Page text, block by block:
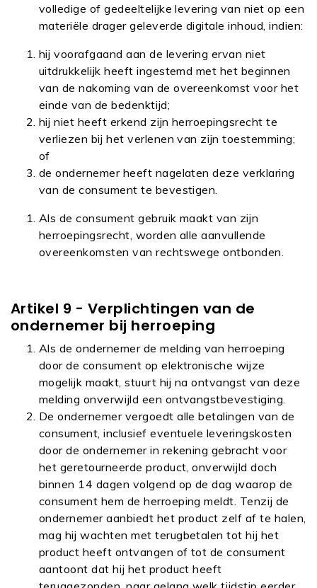
volledige of gedeeltelijke levering van niet op een
materiële drager geleverde digitale inhoud, indien:
hij voorafgaand aan de levering ervan niet
uitdrukkelijk heeft ingestemd met het beginnen
van de nakoming van de overeenkomst voor het
einde van de bedenktijd;
hij niet heeft erkend zijn herroepingsrecht te
verliezen bij het verlenen van zijn toestemming;
of
de ondernemer heeft nagelaten deze verklaring
van de consument te bevestigen.
Als de consument gebruik maakt van zijn
herroepingsrecht, worden alle aanvullende
overeenkomsten van rechtswege ontbonden.
Artikel 9 - Verplichtingen van de
ondernemer bij herroeping
Als de ondernemer de melding van herroeping
door de consument op elektronische wijze
mogelijk maakt, stuurt hij na ontvangst van deze
melding onverwijld een ontvangstbevestiging.
De ondernemer vergoedt alle betalingen van de
consument, inclusief eventuele leveringskosten
door de ondernemer in rekening gebracht voor
het geretourneerde product, onverwijld doch
binnen 14 dagen volgend op de dag waarop de
consument hem de herroeping meldt. Tenzij de
ondernemer aanbiedt het product zelf af te halen,
mag hij wachten met terugbetalen tot hij het
product heeft ontvangen of tot de consument
aantoont dat hij het product heeft